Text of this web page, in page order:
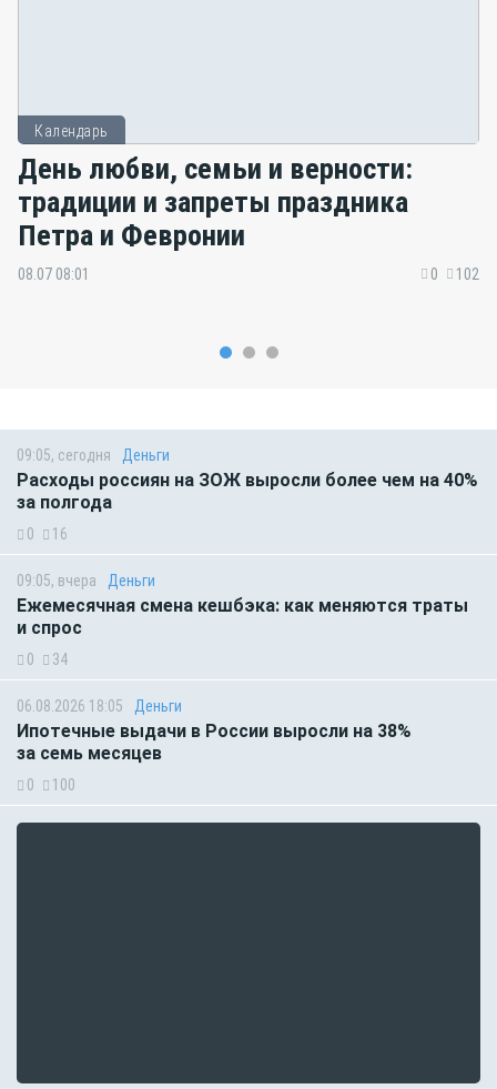
Календарь
День любви, семьи и верности:
традиции и запреты праздника
Петра и Февронии
08.07 08:01 0 102
09:05, сегодня Деньги
Расходы россиян на ЗОЖ выросли более чем на 40%
за полгода
0 16
09:05, вчера Деньги
Ежемесячная смена кешбэка: как меняются траты
и спрос
0 34
06.08.2026 18:05 Деньги
Ипотечные выдачи в России выросли на 38%
за семь месяцев
0 100